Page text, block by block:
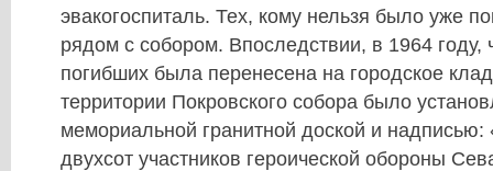
эвакогоспиталь. Тех, кому нельзя было уже
рядом с собором. Впоследствии, в 1964 году,
погибших была перенесена на городское
территории Покровского собора было
мемориальной гранитной доской и надписью:
двухсот участников героической обороны